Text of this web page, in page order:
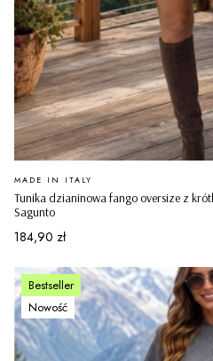
Tunika dzianinowa fango oversize z
Sagunto
PRODUCENT
MADE IN ITALY
Cena
184,90 zł
Bestseller
Nowość